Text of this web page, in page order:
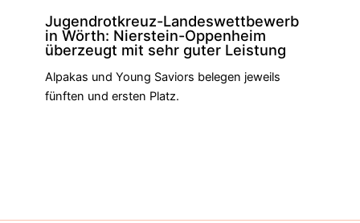
Jugendrotkreuz-Landeswettbewerb
in Wörth: Nierstein-Oppenheim
überzeugt mit sehr guter Leistung
Alpakas und Young Saviors belegen jeweils
fünften und ersten Platz.